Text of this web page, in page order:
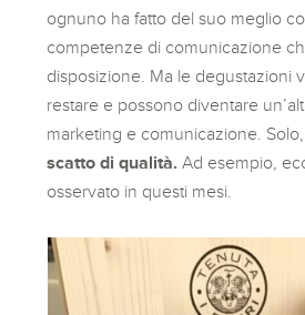
ognuno ha fatto del suo meglio
competenze di comunicazione
disposizione. Ma le degustazioni
restare e possono diventare
marketing e comunicazione. Solo,
scatto di qualità.Ad esempio,
osservato in questi mesi.